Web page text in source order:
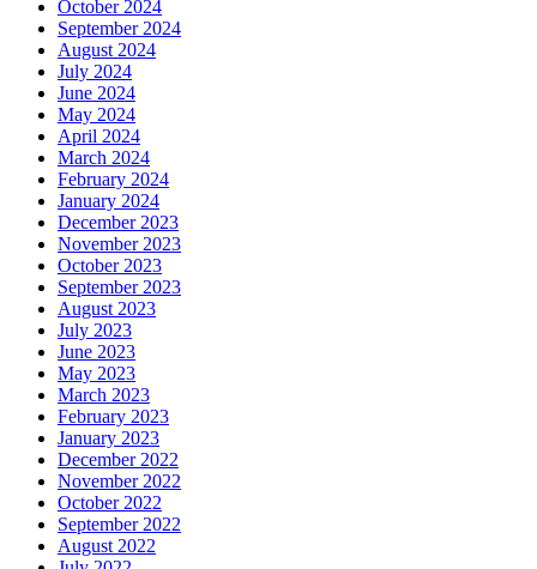
October 2024
September 2024
August 2024
July 2024
June 2024
May 2024
April 2024
March 2024
February 2024
January 2024
December 2023
November 2023
October 2023
September 2023
August 2023
July 2023
June 2023
May 2023
March 2023
February 2023
January 2023
December 2022
November 2022
October 2022
September 2022
August 2022